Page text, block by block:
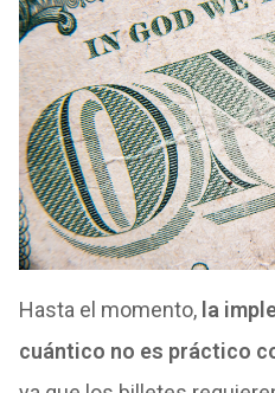
Hasta el momento, la
cuántico no es práctico